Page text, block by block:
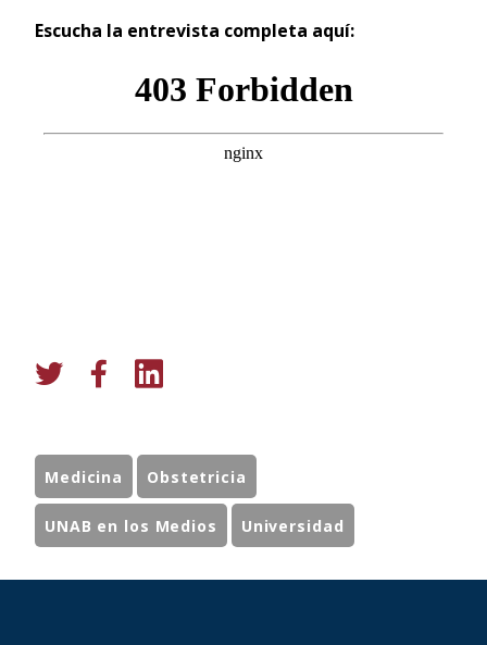
Escucha la entrevista completa aquí:
Medicina Obstetricia
UNAB en los Medios Universidad